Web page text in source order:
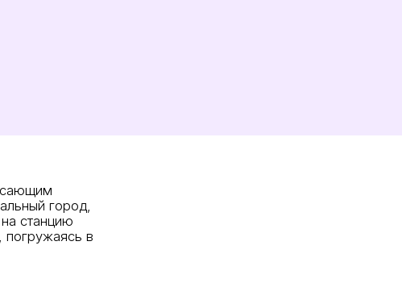
город,
станцию
погружаясь в